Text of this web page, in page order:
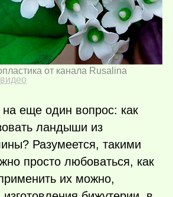
от канала Rusalina
на еще один вопрос: как
ландыши из
Разумеется, такими
просто любоваться, как
их можно,